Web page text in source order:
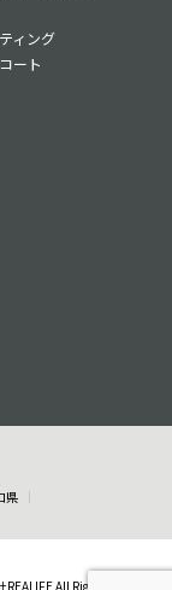
ィング
ート
県
All Rights